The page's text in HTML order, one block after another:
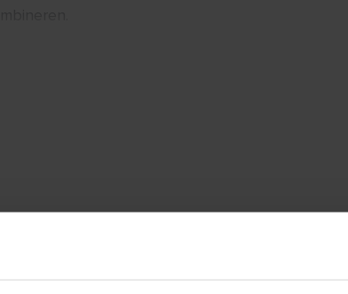
ruimte is toegankelijk via een overheaddeur,
via een separate loopdeur.
en biedt een comfortabele werkplek met
op beide niveaus is er sprake van een prettige,